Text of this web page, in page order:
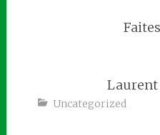
Laurent
Uncategorized